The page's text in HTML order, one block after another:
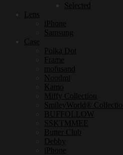
Selected
Lens
iPhone
Samsung
Case
Polka Dot
Frame
mofusand
Noodmi
Kamo
Miffy Collection
SmileyWorld® Collection
BUFFOLLOW
SSKTMMEE
Butter Club
Debby
iPhone